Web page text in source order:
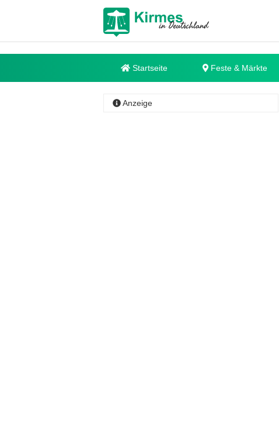
Startseite Feste & Märkte
Anzeige